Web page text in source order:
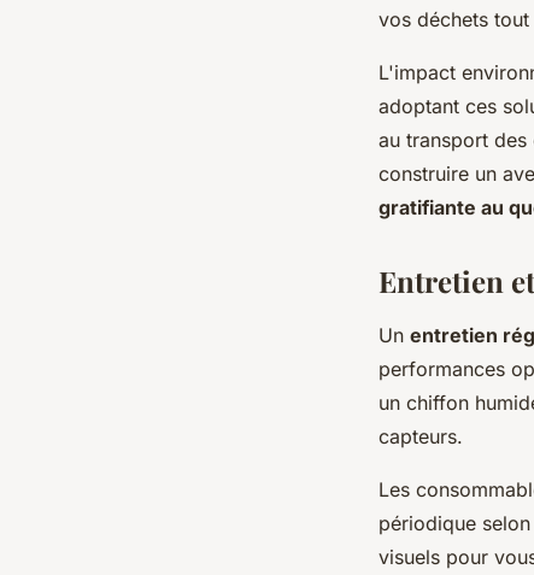
vos déchets
L'impact
adoptant ces
au transport
construire un
gratifiante au
Entretien
Un entretien
performances
un chiffon
capteurs.
Les
périodique
visuels pour